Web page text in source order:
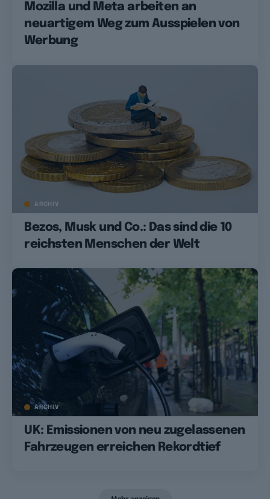
Mozilla und Meta arbeiten an
neuartigem Weg zum Ausspielen von
Werbung
ARCHIV
Bezos, Musk und Co.: Das sind die 10
reichsten Menschen der Welt
ARCHIV
UK: Emissionen von neu zugelassenen
Fahrzeugen erreichen Rekordtief